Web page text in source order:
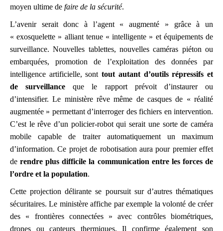
moyen ultime de faire de la sécurité.
L’avenir serait donc à l’agent « augmenté » grâce à un
« exosquelette » alliant tenue « intelligente » et équipements de
surveillance. Nouvelles tablettes, nouvelles caméras piéton ou
embarquées, promotion de l’exploitation des données par
intelligence artificielle, sonttout autant d’outils répressifs et
de surveillance que le rapport prévoit d’instaurer ou
d’intensifier. Le ministère rêve même de casques de « réalité
augmentée » permettant d’interroger des fichiers en intervention.
C’est le rêve d’un policier-robot qui serait une sorte de caméra
mobile capable de traiter automatiquement un maximum
d’information. Ce projet de robotisation aura pour premier effet
derendre plus difficile la communication entre les forces de
l’ordre et la population.
Cette projection délirante se poursuit sur d’autres thématiques
sécuritaires. Le ministère affiche par exemple la volonté de créer
des « frontières connectées » avec contrôles biométriques,
drones ou capteurs thermiques. Il confirme également son